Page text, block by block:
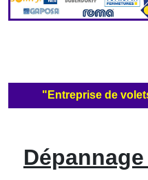
"Entreprise de